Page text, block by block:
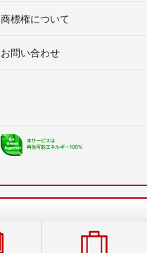
商標権について
お問い合わせ